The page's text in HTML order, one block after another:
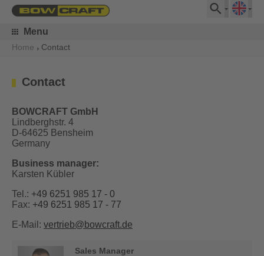
Menu
Home Contact
Contact
BOWCRAFT GmbH
Lindberghstr. 4
D-64625 Bensheim
Germany
Business manager:
Karsten Kübler
Tel.: +49 6251 985 17 - 0
Fax: +49 6251 985 17 - 77
E-Mail: vertrieb@bowcraft.de
Sales Manager